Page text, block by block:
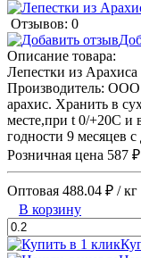
Отзывов: 0
Описание товара:
Лепестки из
Производитель:
арахис. Хранить в
месте,при t 0/+20С и
годности 9 месяцев
Розничная цена 587 ₽
Оптовая 488.04 ₽ / кг
В корзину